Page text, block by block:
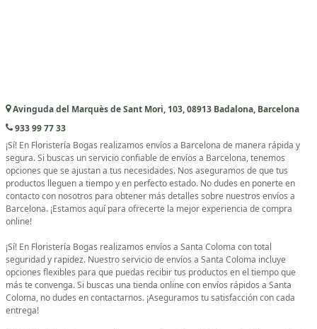
Avinguda del Marquès de Sant Mori, 103, 08913 Badalona, Barcelona
933 99 77 33
¡Sí! En Floristería Bogas realizamos envíos a Barcelona de manera rápida y
segura. Si buscas un servicio confiable de envíos a Barcelona, tenemos
opciones que se ajustan a tus necesidades. Nos aseguramos de que tus
productos lleguen a tiempo y en perfecto estado. No dudes en ponerte en
contacto con nosotros para obtener más detalles sobre nuestros envíos a
Barcelona. ¡Estamos aquí para ofrecerte la mejor experiencia de compra
online!
¡Sí! En Floristería Bogas realizamos envíos a Santa Coloma con total
seguridad y rapidez. Nuestro servicio de envíos a Santa Coloma incluye
opciones flexibles para que puedas recibir tus productos en el tiempo que
más te convenga. Si buscas una tienda online con envíos rápidos a Santa
Coloma, no dudes en contactarnos. ¡Aseguramos tu satisfacción con cada
entrega!